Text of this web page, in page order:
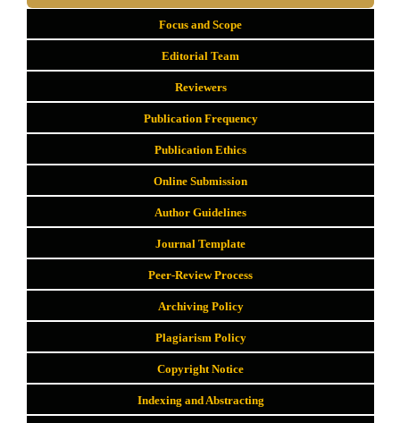
Focus and Scope
Editorial Team
Reviewers
Publication Frequency
Publication Ethics
Online Submission
Author Guidelines
Journal Template
Peer-Review Process
Archiving Policy
Plagiarism Policy
Copyright Notice
Indexing and Abstracting